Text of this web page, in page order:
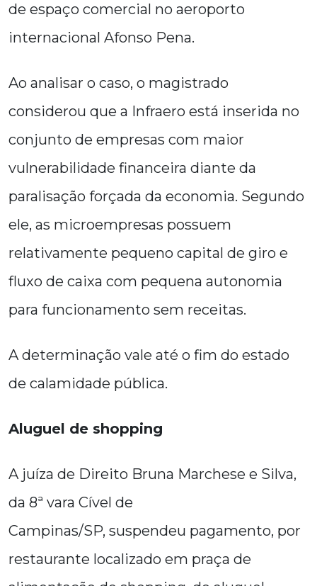
de espaço comercial no aeroporto
internacional Afonso Pena.
Ao analisar o caso, o magistrado
considerou que a Infraero está inserida no
conjunto de empresas com maior
vulnerabilidade financeira diante da
paralisação forçada da economia. Segundo
ele, as microempresas possuem
relativamente pequeno capital de giro e
fluxo de caixa com pequena autonomia
para funcionamento sem receitas.
A determinação vale até o fim do estado
de calamidade pública.
Aluguel de shopping
A juíza de Direito Bruna Marchese e Silva,
da 8ª vara Cível de
Campinas/SP, suspendeu pagamento, por
restaurante localizado em praça de